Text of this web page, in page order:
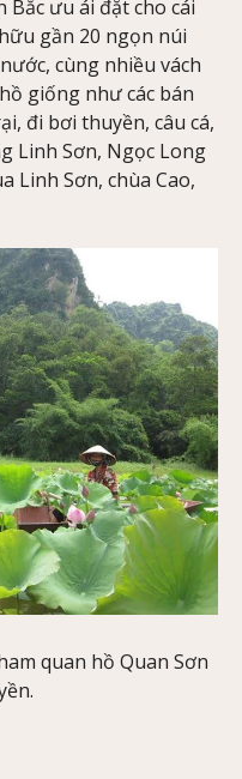
Bắc ưu ái đặt cho cái
gần 20 ngọn núi
cùng nhiều vách
giống như các bán
đi bơi thuyền, câu cá,
Linh Sơn, Ngọc Long
Linh Sơn, chùa Cao,
quan hồ Quan Sơn